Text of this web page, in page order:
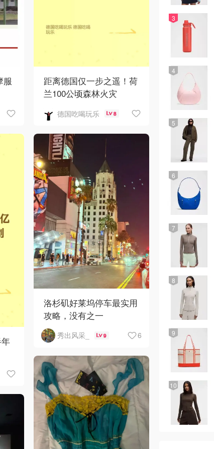
服
距离德国仅一步之遥！荷
兰100公顷森林火灾
德国吃喝玩乐 8
洛杉矶好莱坞停车最实用
攻略，没有之一
秀出风采_ 9 6